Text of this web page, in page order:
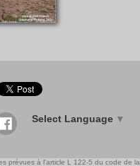
Select Language ▼
prévues à l'article L 122-5 du code de la